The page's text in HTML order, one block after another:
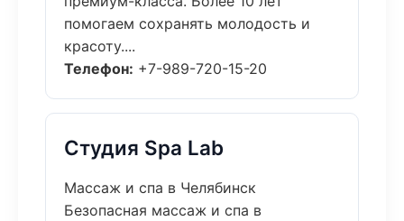
помогаем сохранять молодость и
красоту....
Телефон: +7-989-720-15-20
Студия Spa Lab
Массаж и спа в Челябинск
Безопасная массаж и спа в